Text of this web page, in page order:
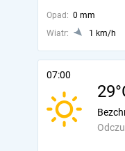
Opad: 0 mm
Wiatr:
1 km/h
07:00